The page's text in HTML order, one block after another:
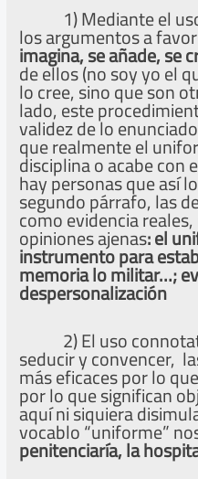
1) Mediante el uso
los argumentos a
imagina, se añade, se
de ellos (no soy yo el
lo cree, sino que son
lado, este
validez de lo
que realmente el
disciplina o acabe con
hay personas que así
segundo párrafo, las
como evidencia
opiniones ajenas: el
instrumento para
memoria lo militar…;
despersonalización
2) El uso
seducir y convencer,
más eficaces por lo
por lo que significan
aquí ni siquiera
vocablo “uniforme”
penitenciaría, la